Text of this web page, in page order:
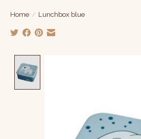
Home / Lunchbox blue